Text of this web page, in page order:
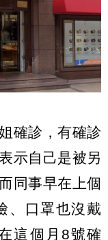
確診，有確診
示自己是被另
同事早在上個
、口罩也沒戴
這個月8號確